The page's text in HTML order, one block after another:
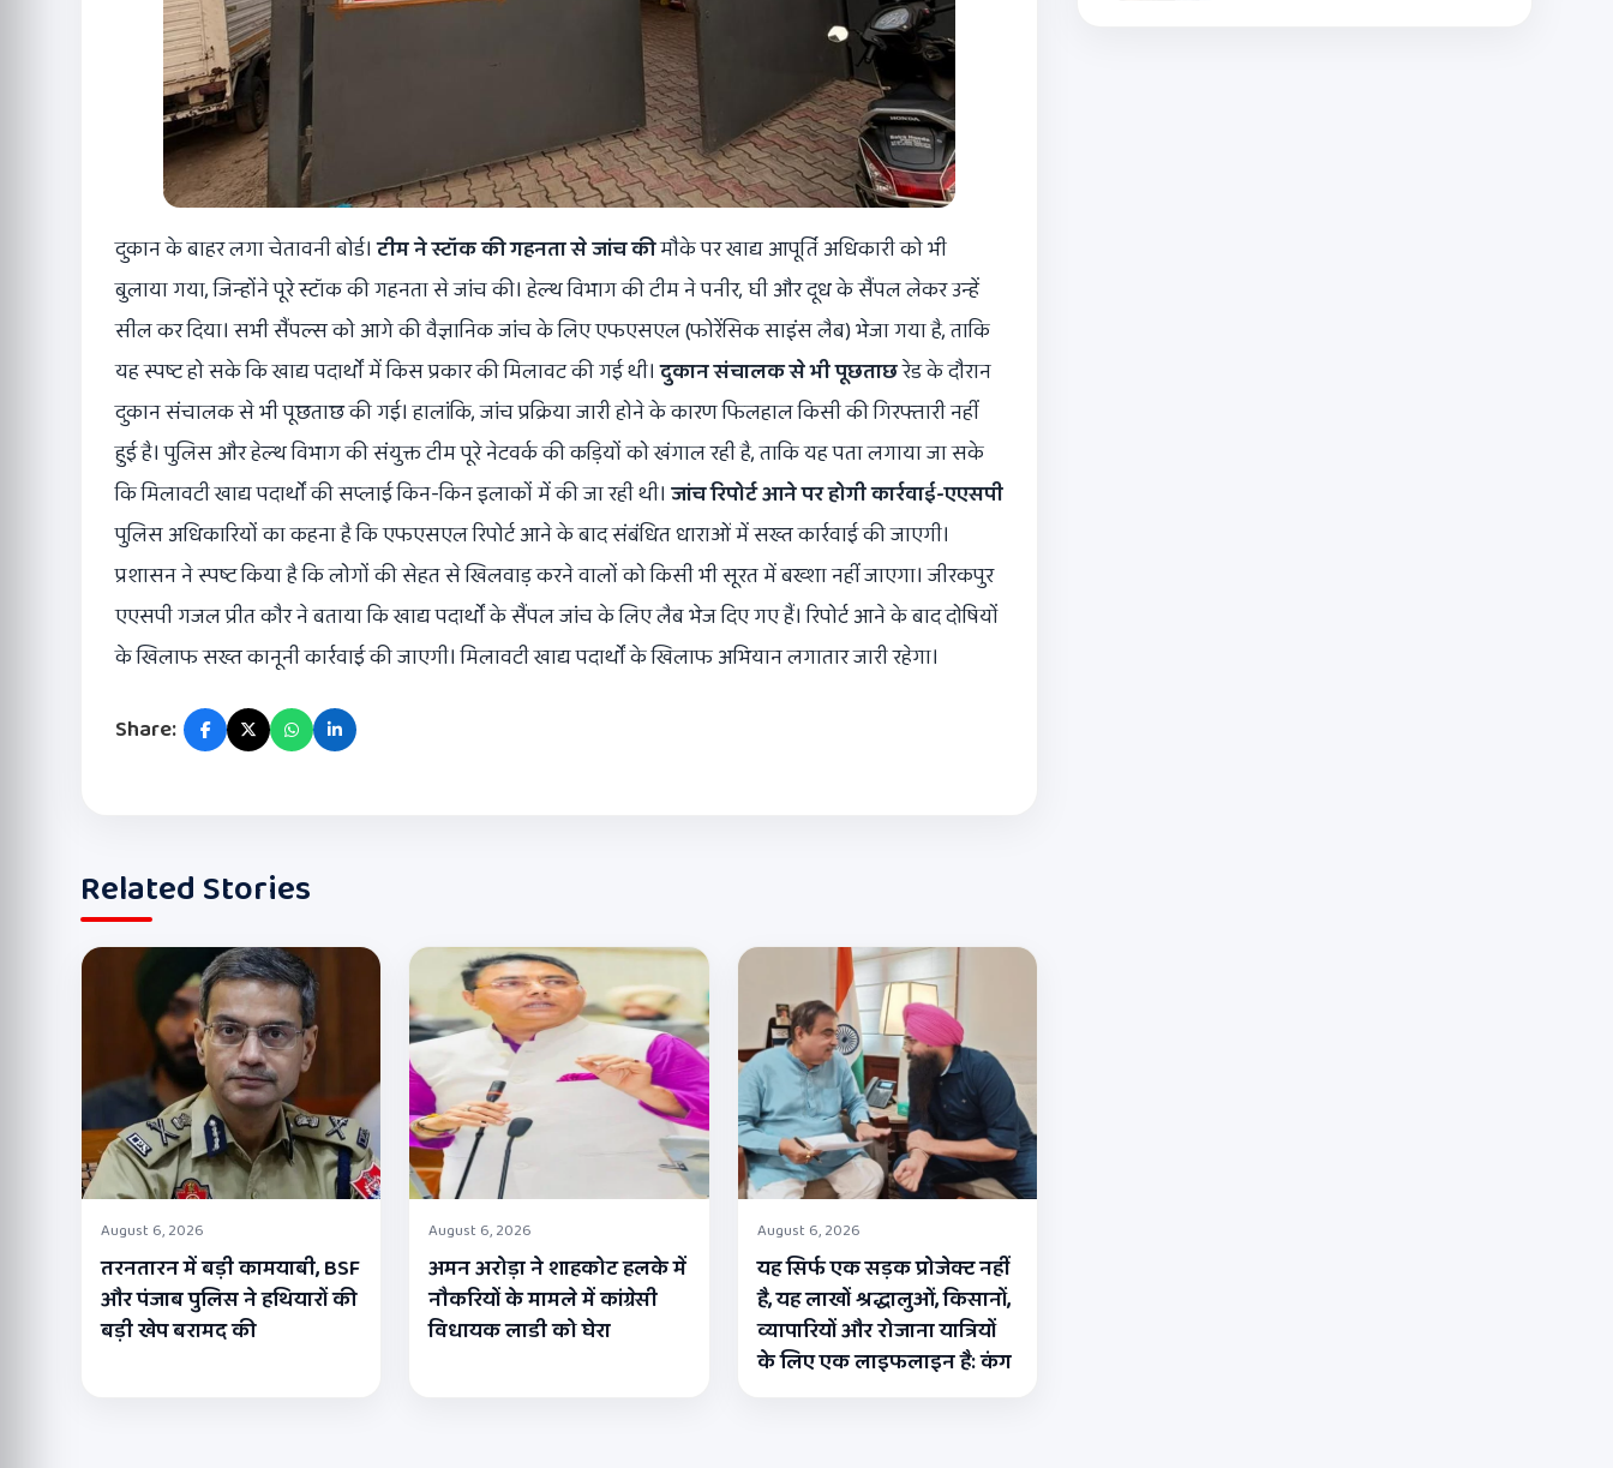
दुकान के बाहर लगा चेतावनी बोर्ड।टीम ने स्टॉक की गहनता से जांच कीमौके पर खाद्य आपूर्ति अधिकारी को भी
बुलाया गया, जिन्होंने पूरे स्टॉक की गहनता से जांच की। हेल्थ विभाग की टीम ने पनीर, घी और दूध के सैंपल लेकर उन्हें
सील कर दिया। सभी सैंपल्स को आगे की वैज्ञानिक जांच के लिए एफएसएल (फोरेंसिक साइंस लैब) भेजा गया है, ताकि
यह स्पष्ट हो सके कि खाद्य पदार्थों में किस प्रकार की मिलावट की गई थी।दुकान संचालक से भी पूछताछरेड के दौरान
दुकान संचालक से भी पूछताछ की गई। हालांकि, जांच प्रक्रिया जारी होने के कारण फिलहाल किसी की गिरफ्तारी नहीं
हुई है। पुलिस और हेल्थ विभाग की संयुक्त टीम पूरे नेटवर्क की कड़ियों को खंगाल रही है, ताकि यह पता लगाया जा सके
कि मिलावटी खाद्य पदार्थों की सप्लाई किन-किन इलाकों में की जा रही थी। जांच रिपोर्ट आने पर होगी कार्रवाई-एएसपी
पुलिस अधिकारियों का कहना है कि एफएसएल रिपोर्ट आने के बाद संबंधित धाराओं में सख्त कार्रवाई की जाएगी।
प्रशासन ने स्पष्ट किया है कि लोगों की सेहत से खिलवाड़ करने वालों को किसी भी सूरत में बख्शा नहीं जाएगा। जीरकपुर
एएसपी गजल प्रीत कौर ने बताया कि खाद्य पदार्थों के सैंपल जांच के लिए लैब भेज दिए गए हैं। रिपोर्ट आने के बाद दोषियों
के खिलाफ सख्त कानूनी कार्रवाई की जाएगी। मिलावटी खाद्य पदार्थों के खिलाफ अभियान लगातार जारी रहेगा।
Share:
Related Stories
August 6, 2026
तरनतारन में बड़ी कामयाबी, BSF
और पंजाब पुलिस ने हथियारों की
बड़ी खेप बरामद की
August 6, 2026
अमन अरोड़ा ने शाहकोट हलके में
नौकरियों के मामले में कांग्रेसी
विधायक लाडी को घेरा
August 6, 2026
यह सिर्फ एक सड़क प्रोजेक्ट नहीं
है, यह लाखों श्रद्धालुओं, किसानों,
व्यापारियों और रोजाना यात्रियों
के लिए एक लाइफलाइन है: कंग